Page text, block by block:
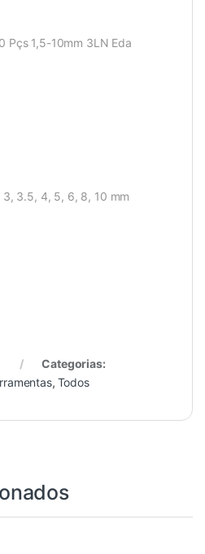
Pçs 1,5-10mm 3LN Eda
3, 3.5, 4, 5, 6, 8, 10 mm
Categorias:
, Todos